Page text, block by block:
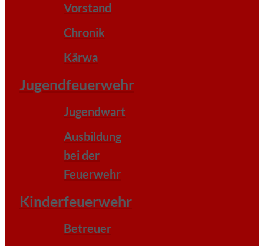
Vorstand
Chronik
Kärwa
Jugendfeuerwehr
Jugendwart
Ausbildung
bei der
Feuerwehr
Kinderfeuerwehr
Betreuer